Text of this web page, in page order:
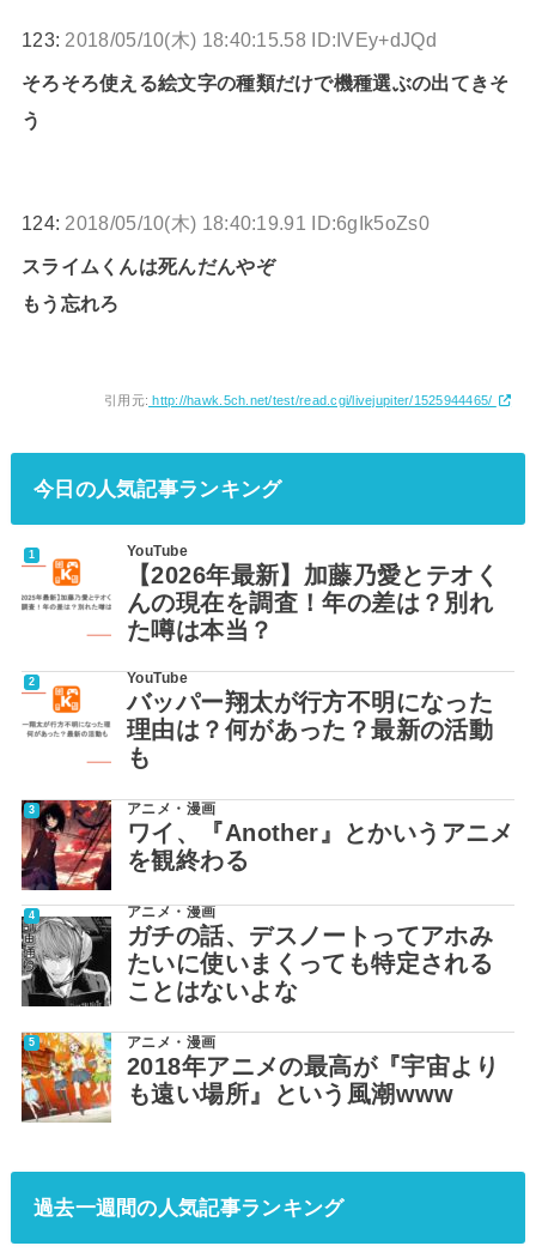
123: 2018/05/10(木) 18:40:15.58 ID:IVEy+dJQd
そろそろ使える絵文字の種類だけで機種選ぶの出てきそ
う
124: 2018/05/10(木) 18:40:19.91 ID:6gIk5oZs0
スライムくんは死んだんやぞ
もう忘れろ
引用元: http://hawk.5ch.net/test/read.cgi/livejupiter/1525944465/
今日の人気記事ランキング
YouTube
【2026年最新】加藤乃愛とテオく
んの現在を調査！年の差は？別れ
た噂は本当？
YouTube
バッパー翔太が行方不明になった
理由は？何があった？最新の活動
も
アニメ・漫画
ワイ、『Another』とかいうアニメ
を観終わる
アニメ・漫画
ガチの話、デスノートってアホみ
たいに使いまくっても特定される
ことはないよな
アニメ・漫画
2018年アニメの最高が『宇宙より
も遠い場所』という風潮www
過去一週間の人気記事ランキング